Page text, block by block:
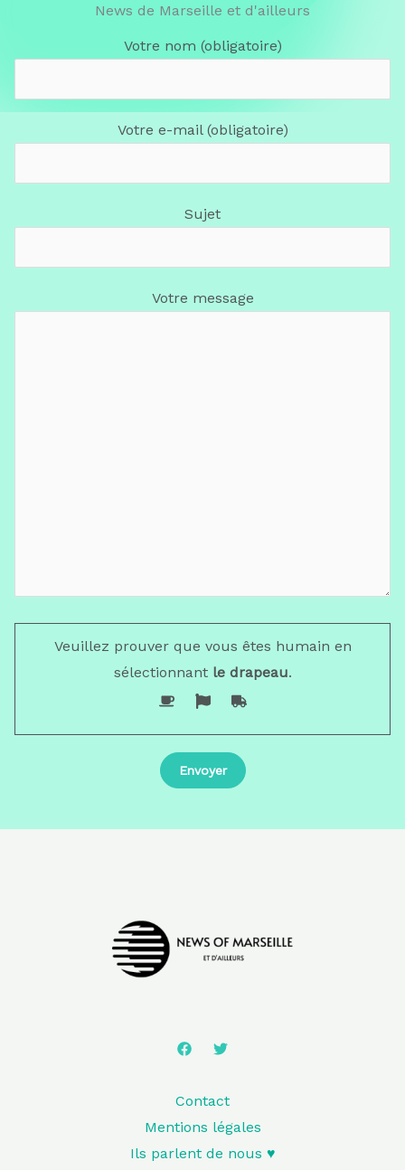
News de Marseille et d'ailleurs
Votre nom (obligatoire)
Votre e-mail (obligatoire)
Sujet
Votre message
Veuillez prouver que vous êtes humain en
sélectionnantle drapeau.
Contact
Mentions légales
Ils parlent de nous ♥️